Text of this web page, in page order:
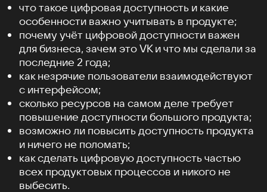
что такое цифровая доступность и какие
особенности важно учитывать в продукте;
почему учёт цифровой доступности важен
для бизнеса, зачем это VK и что мы сделали за
последние 2 года;
как незрячие пользователи взаимодействуют
с интерфейсом;
сколько ресурсов на самом деле требует
повышение доступности большого продукта;
возможно ли повысить доступность продукта
и ничего не поломать;
как сделать цифровую доступность частью
всех продуктовых процессов и никого не
выбесить.